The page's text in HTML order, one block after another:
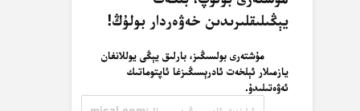
يېڭىلىقلىرىدىن خەۋەردار بولۇڭ!
مۇشتەرى بولسىڭىز، بارلىق يېڭى يوللانغان
يازمىلار ئېلخەت ئادرېسىڭىزغا ئاپتوماتىك
ئەۋەتىلىدۇ.